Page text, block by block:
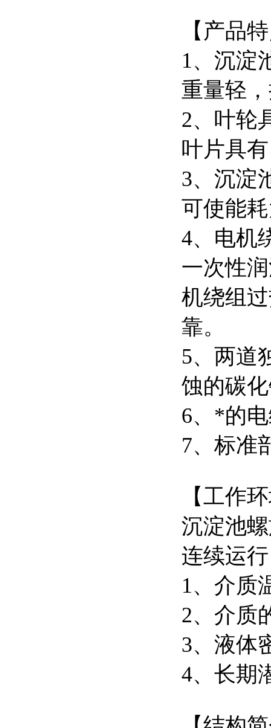
【产品
1、沉淀
重量轻
2、叶轮
叶片具
3、沉淀
可使能
4、电机
一次性
机绕组
靠。
5、两道
蚀的碳
6、*的
7、标准
【工作
沉淀池
连续运
1、介质
2、介质
3、液体
4、长期